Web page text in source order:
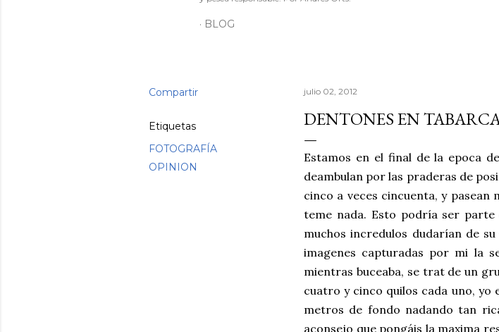
BLOG
Compartir
Etiquetas
FOTOGRAFÍA
OPINION
julio 02, 2012
DENTONES EN
Estamos en el final de la epoca
deambulan por las praderas de
cinco a veces cincuenta, y
teme nada. Esto podría ser
muchos incredulos dudarían de
imagenes capturadas por mi la
mientras buceaba, se trat de un
cuatro y cinco quilos cada uno, yo
metros de fondo nadando tan
aconsejo que pongáis la maxima